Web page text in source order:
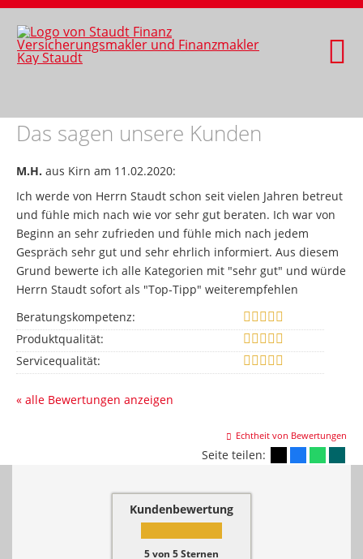
Das sagen unsere Kunden
M.H. aus Kirn am 11.02.2020:
Ich werde von Herrn Staudt schon seit vielen Jahren betreut
und fühle mich nach wie vor sehr gut beraten. Ich war von
Beginn an sehr zufrieden und fühle mich nach jedem
Gespräch sehr gut und sehr ehrlich informiert. Aus diesem
Grund bewerte ich alle Kategorien mit "sehr gut" und würde
Herrn Staudt sofort als "Top-Tipp" weiterempfehlen
Beratungskompetenz:
Produktqualität:
Servicequalität:
« alle Bewertungen anzeigen
Echtheit von Bewertungen
Seite teilen:
Kundenbewertung
5von 5Sternen